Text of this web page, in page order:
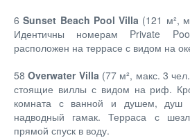
6Sunset Beach Pool Villa (121 м²,
Идентичны номерам Private
расположен на террасе с видом на
58Overwater Villa (77 м², макс. 3
стоящие виллы с видом на риф.
комната с ванной и душем, душ
надводный гамак. Терраса с
прямой спуск в воду.